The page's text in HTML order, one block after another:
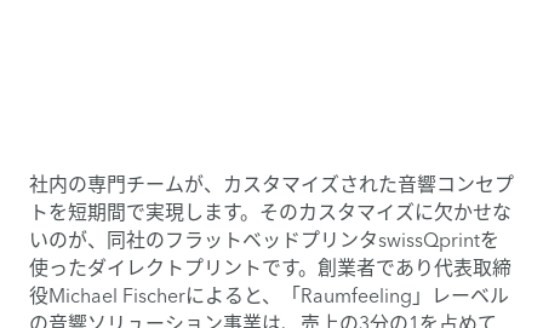
社内の専門チームが、カスタマイズされた音響コンセプ
トを短期間で実現します。そのカスタマイズに欠かせな
いのが、同社のフラットベッドプリンタswissQprintを
使ったダイレクトプリントです。創業者であり代表取締
役Michael Fischerによると、「Raumfeeling」レーベル
の音響ソリューション事業は、売上の3分の1を占めて